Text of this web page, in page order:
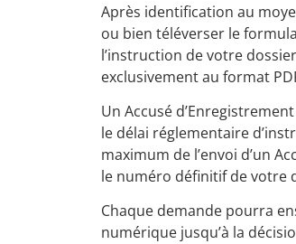
Après identification au
ou bien téléverser le
l’instruction de votre
exclusivement au format
Un Accusé
le délai réglementaire
maximum de l’envoi d’un
le numéro définitif de votre
Chaque demande pourra
numérique jusqu’à la